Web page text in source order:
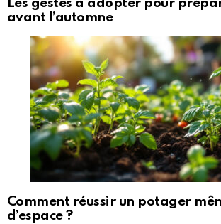
Les gestes à adopter pour
avant l’automne
Comment réussir un potager
d’espace ?